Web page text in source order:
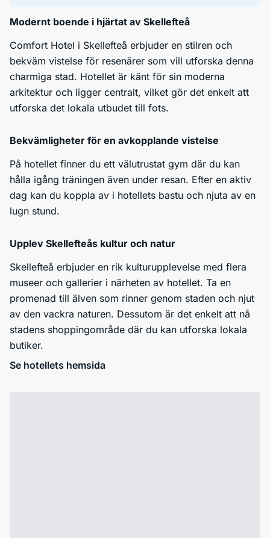
Modernt boende i hjärtat av Skellefteå
Comfort Hotel i Skellefteå erbjuder en stilren och
bekväm vistelse för resenärer som vill utforska denna
charmiga stad. Hotellet är känt för sin moderna
arkitektur och ligger centralt, vilket gör det enkelt att
utforska det lokala utbudet till fots.
Bekvämligheter för en avkopplande vistelse
På hotellet finner du ett välutrustat gym där du kan
hålla igång träningen även under resan. Efter en aktiv
dag kan du koppla av i hotellets bastu och njuta av en
lugn stund.
Upplev Skellefteås kultur och natur
Skellefteå erbjuder en rik kulturupplevelse med flera
museer och gallerier i närheten av hotellet. Ta en
promenad till älven som rinner genom staden och njut
av den vackra naturen. Dessutom är det enkelt att nå
stadens shoppingområde där du kan utforska lokala
butiker.
Se hotellets hemsida